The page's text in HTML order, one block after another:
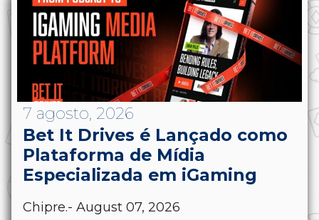
7 agosto, 2026
Bet It Drives é Lançado como
Plataforma de Mídia
Especializada em iGaming
Chipre.- August 07, 2026